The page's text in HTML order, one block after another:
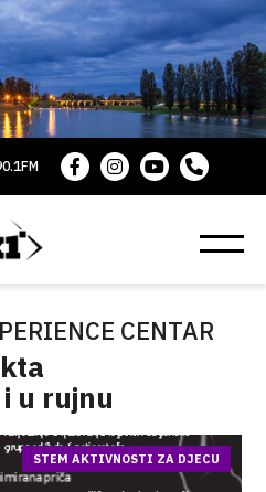
CENTAR
u rujnu
STEM AKTIVNOSTI ZA DJECU